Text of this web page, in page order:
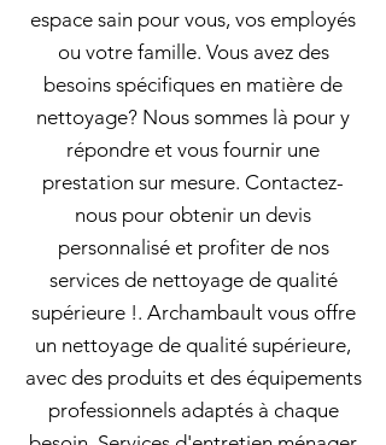
espace sain pour vous, vos employés
ou votre famille. Vous avez des
besoins spécifiques en matière de
nettoyage? Nous sommes là pour y
répondre et vous fournir une
prestation sur mesure. Contactez-
nous pour obtenir un devis
personnalisé et profiter de nos
services de nettoyage de qualité
supérieure !. Archambault vous offre
un nettoyage de qualité supérieure,
avec des produits et des équipements
professionnels adaptés à chaque